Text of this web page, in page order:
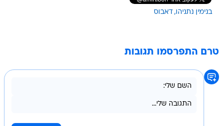
בנימין נתניהו דאבוס
טרם התפרסמו תגובות